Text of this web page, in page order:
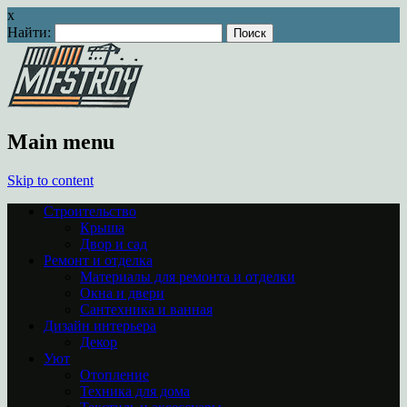
x
Найти:
Main menu
Skip to content
Строительство
Крыша
Двор и сад
Ремонт и отделка
Материалы для ремонта и отделки
Окна и двери
Сантехника и ванная
Дизайн интерьера
Декор
Уют
Отопление
Техника для дома